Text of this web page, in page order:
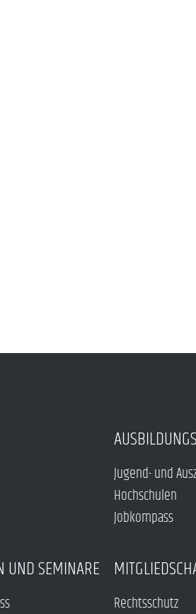
Jugend- und
Hochschulen
Jobkompass
UND SEMINARE
Rechtsschutz